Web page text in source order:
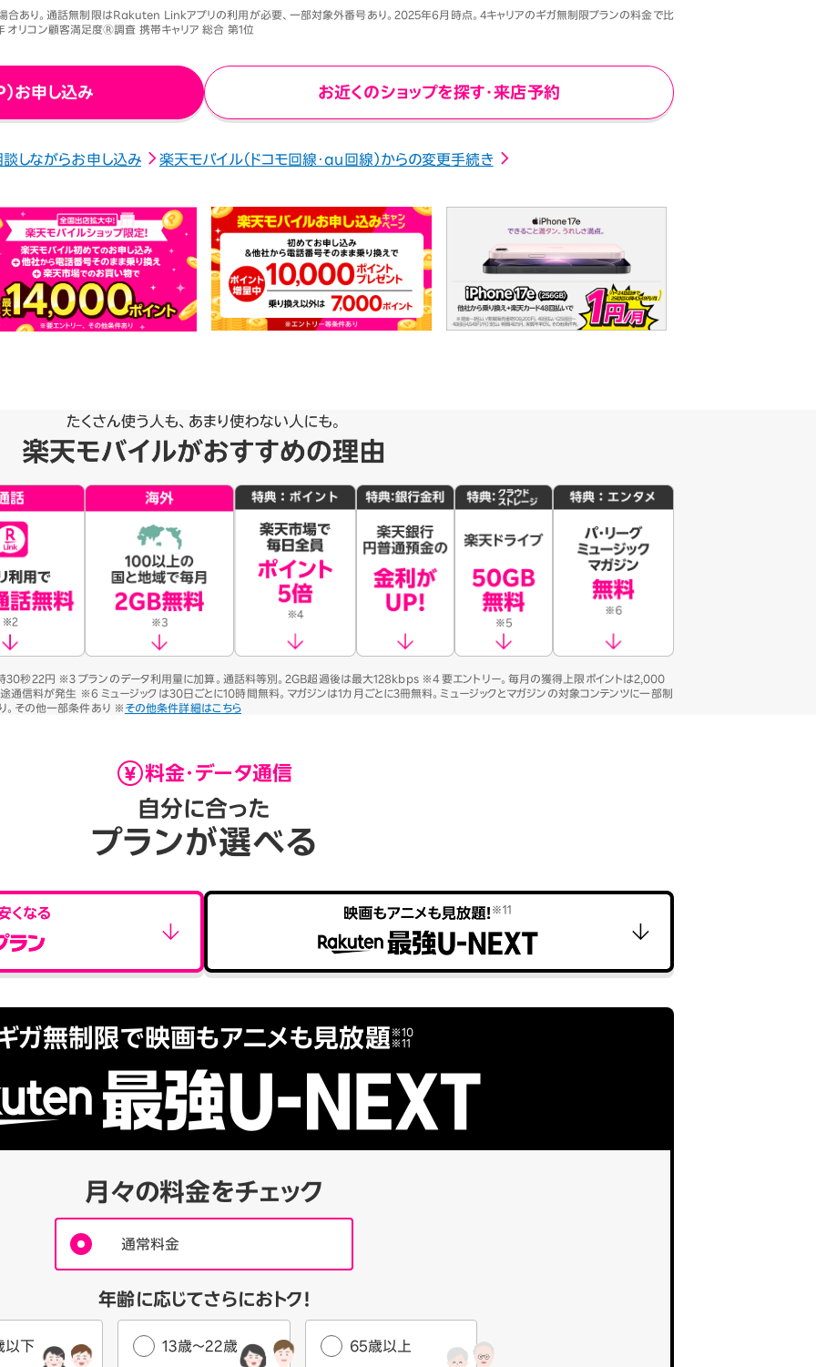
あり。通話無制限はRakuten Linkアプリの利用が必要、一部対象外番号あり。2025年6月時点。4キャリアのギガ無制限プランの料金で比
リコン顧客満足度Ⓡ調査 携帯キャリア 総合 第1位
お申し込み お近くのショップを探す・来店予約
談しながらお申し込み 楽天モバイル（ドコモ回線・au回線）からの変更手続き
秒22円 ※3 プランのデータ利用量に加算。通話料等別。2GB超過後は最大128kbps ※4 要エントリー。毎月の獲得上限ポイントは2,000
通信料が発生 ※6 ミュージックは30日ごとに10時間無料。マガジンは1カ月ごとに3冊無料。ミュージックとマガジンの対象コンテンツに一部制
。その他一部条件あり ※ その他条件詳細はこちら
料金・データ通信
自分に合った
プランが選べる
ガ無制限で映画もアニメも見放題※10
※11
月々の料金をチェック
通常料金
年齢に応じてさらにおトク！
以下 13歳～22歳 65歳以上